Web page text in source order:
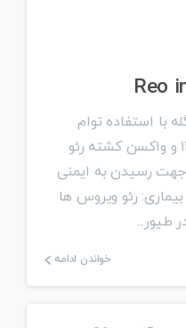
با استفاده توام
واكسن زنده نوبيليس رئو ۱۱۳۳ و واكسن كشته رئو
جهت رسيدن به ايمنی
رئو ويروس ها
طيور...
خواندن ادامه